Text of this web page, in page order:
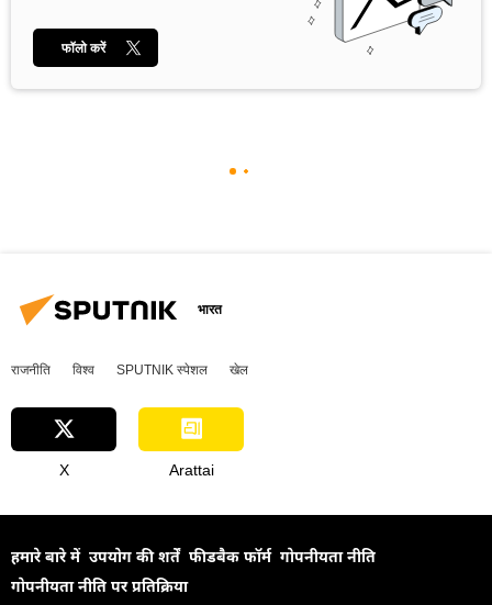
फॉलो करें
भारत
राजनीति विश्व SPUTNIK स्पेशल खेल
X Arattai
हमारे बारे में उपयोग की शर्तें फीडबैक फॉर्म गोपनीयता नीति
गोपनीयता नीति पर प्रतिक्रिया